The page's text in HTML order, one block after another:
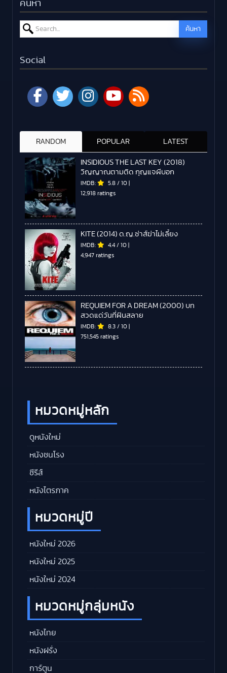
ค้นหา
Search for: ค้นหา
Social
RANDOM POPULAR LATEST
INSIDIOUS THE LAST KEY (2018)
วิญญาณตามติด กุญแจผีบอก
IMDB: 5.8 / 10 |
12,918 ratings
KITE (2014) ด.ญ.ซ่าส์ฆ่าไม่เลี้ยง
IMDB: 4.4 / 10 |
4,947 ratings
REQUIEM FOR A DREAM (2000) บท
สวดแด่วันที่ฝันสลาย
IMDB: 8.3 / 10 |
751,545 ratings
หมวดหมู่หลัก
ดูหนังใหม่
หนังชนโรง
ซีรีส์
หนังไตรภาค
หมวดหมู่ปี
หนังใหม่ 2026
หนังใหม่ 2025
หนังใหม่ 2024
หมวดหมู่กลุ่มหนัง
หนังไทย
หนังฝรั่ง
การ์ตูน